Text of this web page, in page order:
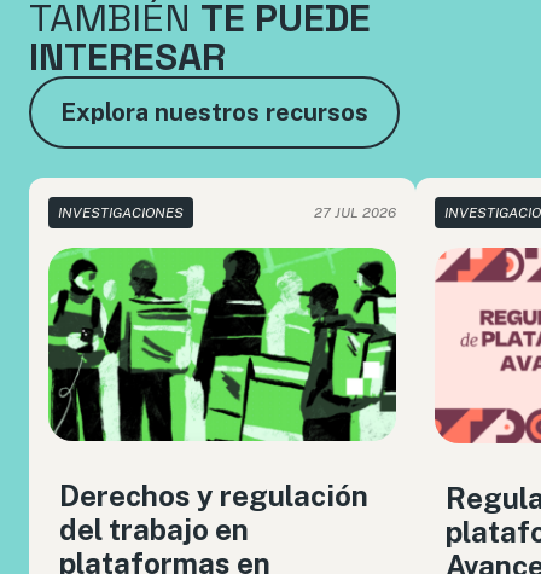
TAMBIÉN TE PUEDE
INTERESAR
Explora nuestros recursos
INVESTIGACIONES 27 JUL 2026
Derechos y regulación
del trabajo en
plataformas en